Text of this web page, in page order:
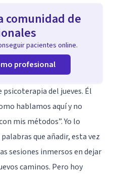
comunidad de
pacientes online.
profesional
del jueves. Él
hablamos aquí y no
mis métodos”. Yo lo
que añadir, esta vez
sesiones inmersos en dejar
caminos. Pero hoy